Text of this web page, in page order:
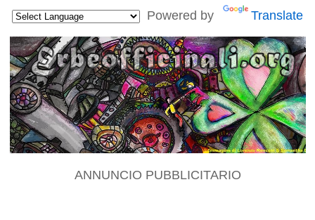
Powered by Translate
ANNUNCIO PUBBLICITARIO